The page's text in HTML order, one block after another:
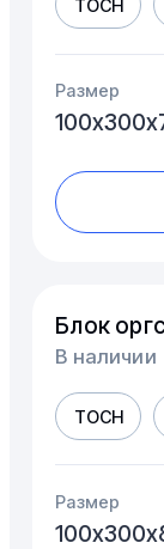
ТОСН
Размер
Блок
В наличии
ТОСН
Размер